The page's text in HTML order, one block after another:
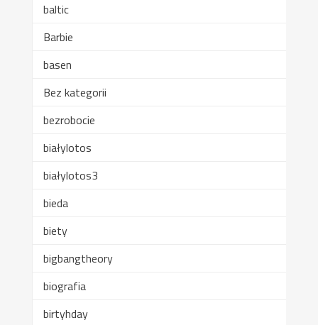
baltic
Barbie
basen
Bez kategorii
bezrobocie
białylotos
białylotos3
bieda
biety
bigbangtheory
biografia
birtyhday